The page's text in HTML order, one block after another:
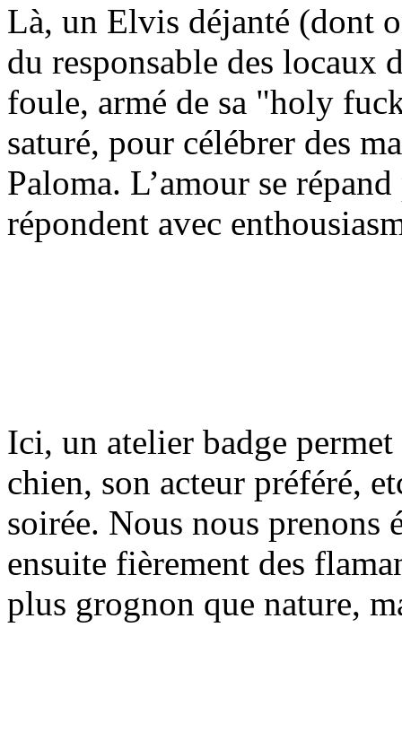
Là, un Elvis déjanté (dont
du responsable des locaux
foule, armé de sa "holy
saturé, pour célébrer des
Paloma. L’amour se
répondent avec
Ici, un atelier badge
chien, son acteur préféré,
soirée. Nous nous prenons
ensuite fièrement des
plus grognon que nature,